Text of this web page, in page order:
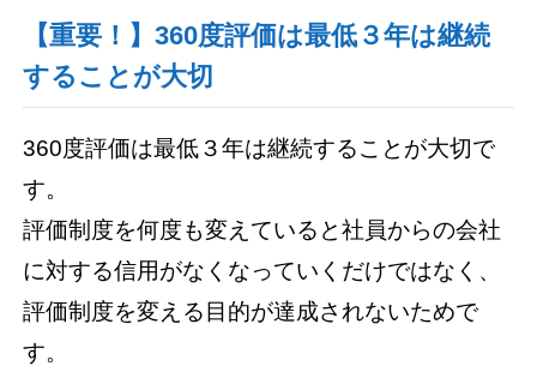
【重要！】360度評価は最低３年は継続
することが大切
360度評価は最低３年は継続することが大切で
す。
評価制度を何度も変えていると社員からの会社
に対する信用がなくなっていくだけではなく、
評価制度を変える目的が達成されないためで
す。